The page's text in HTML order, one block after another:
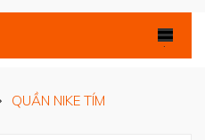
.
QUẦN NIKE TÍM